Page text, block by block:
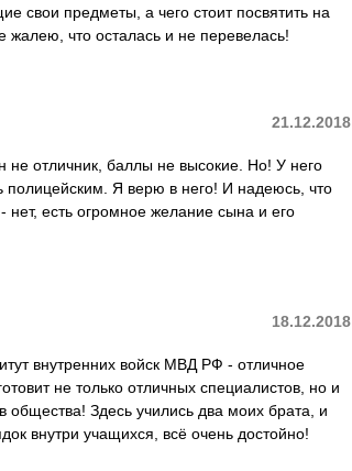
свои предметы, а чего стоит посвятить на
что осталась и не перевелась!
21.12.2018
не отличник, баллы не высокие. Но! У него
полицейским. Я верю в него! И надеюсь, что
нет, есть огромное желание сына и его
18.12.2018
внутренних войск МВД РФ - отличное
не только отличных специалистов, но и
общества! Здесь учились два моих брата, и
внутри учащихся, всё очень достойно!